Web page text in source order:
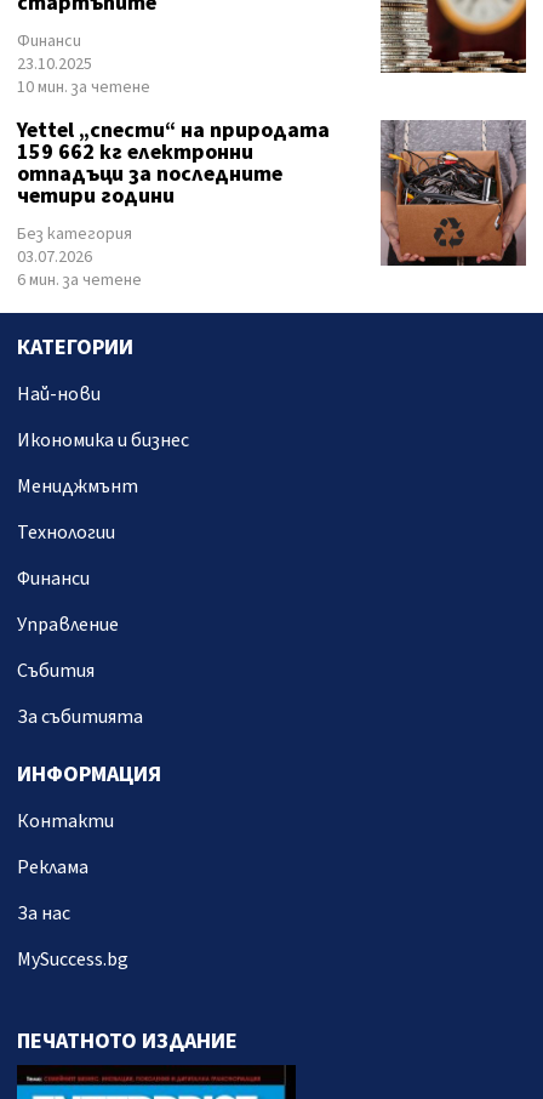
Финанси
23.10.2025
10 мин. за четене
Yettel „спести“ на природата
159 662 кг електронни
отпадъци за последните
четири години
Без категория
03.07.2026
6 мин. за четене
КАТЕГОРИИ
Най-нови
Икономика и бизнес
Мениджмънт
Технологии
Финанси
Управление
Събития
За събитията
ИНФОРМАЦИЯ
Контакти
Реклама
За нас
MySuccess.bg
ПЕЧАТНОТО ИЗДАНИЕ